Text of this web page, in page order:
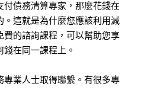
債務清算專家，那麼花錢在
這就是為什麼您應該利用減
的諮詢課程，可以幫助您享
在同一課程上。
業人士取得聯繫。有很多專